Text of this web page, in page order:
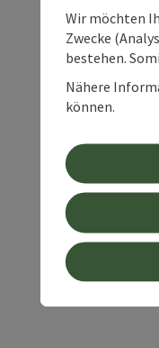
Wir möchten
Zwecke
bestehen.
Nähere
können.